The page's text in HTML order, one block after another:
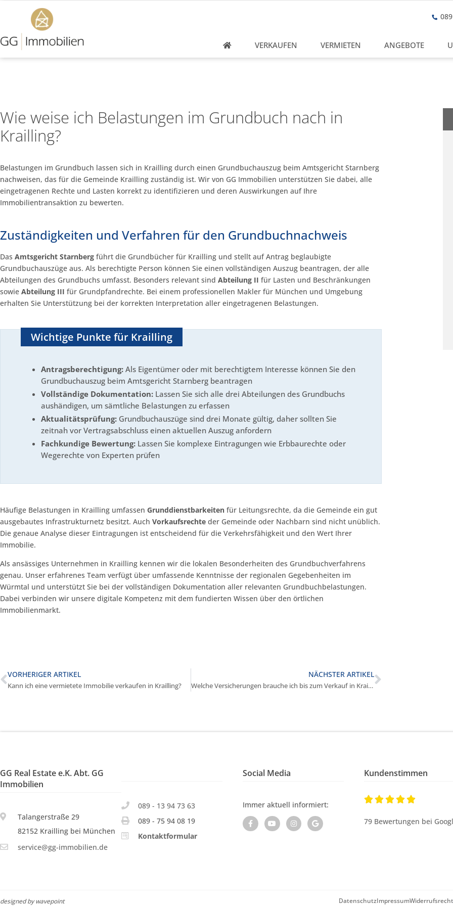
GG Real Estate e.K. Abt. GG
Immobilien
Talangerstraße 29
82152 Krailling bei München
service@gg-immobilien.de
089 - 13 94 73 63
089 - 75 94 08 19
Kontaktformular
Social Media
Immer aktuell informiert:
Kundenstimmen

79 Bewertungen bei
designed by wavepoint DatenschutzImpressumWiderrufsrecht
VERKAUFEN VERMIETEN ANGEBOTE
Wie weise ich Belastungen im Grundbuch nach in
Krailling?
Belastungen im Grundbuch lassen sich in Krailling durch einen Grundbuchauszug beim Amtsgericht Starnberg
nachweisen, das für die Gemeinde Krailling zuständig ist. Wir von GG Immobilien unterstützen Sie dabei, alle
eingetragenen Rechte und Lasten korrekt zu identifizieren und deren Auswirkungen auf Ihre
Immobilientransaktion zu bewerten.
Zuständigkeiten und Verfahren für den Grundbuchnachweis
Das Amtsgericht Starnberg führt die Grundbücher für Krailling und stellt auf Antrag beglaubigte
Grundbuchauszüge aus. Als berechtigte Person können Sie einen vollständigen Auszug beantragen, der alle
Abteilungen des Grundbuchs umfasst. Besonders relevant sind Abteilung II für Lasten und Beschränkungen
sowie Abteilung III für Grundpfandrechte. Bei einem professionellen Makler für München und Umgebung
erhalten Sie Unterstützung bei der korrekten Interpretation aller eingetragenen Belastungen.
Wichtige Punkte für Krailling
Antragsberechtigung:Als Eigentümer oder mit berechtigtem Interesse können Sie den
Grundbuchauszug beim Amtsgericht Starnberg beantragen
Vollständige Dokumentation: Lassen Sie sich alle drei Abteilungen des Grundbuchs
aushändigen, um sämtliche Belastungen zu erfassen
Aktualitätsprüfung: Grundbuchauszüge sind drei Monate gültig, daher sollten Sie
zeitnah vor Vertragsabschluss einen aktuellen Auszug anfordern
Fachkundige Bewertung: Lassen Sie komplexe Eintragungen wie Erbbaurechte oder
Wegerechte von Experten prüfen
Häufige Belastungen in Krailling umfassen Grunddienstbarkeiten für Leitungsrechte, da die Gemeinde ein gut
ausgebautes Infrastrukturnetz besitzt. Auch Vorkaufsrechte der Gemeinde oder Nachbarn sind nicht unüblich.
Die genaue Analyse dieser Eintragungen ist entscheidend für die Verkehrsfähigkeit und den Wert Ihrer
Immobilie.
Als ansässiges Unternehmen in Krailling kennen wir die lokalen Besonderheiten des Grundbuchverfahrens
genau. Unser erfahrenes Team verfügt über umfassende Kenntnisse der regionalen Gegebenheiten im
Würmtal und unterstützt Sie bei der vollständigen Dokumentation aller relevanten Grundbuchbelastungen.
Dabei verbinden wir unsere digitale Kompetenz mit dem fundierten Wissen über den örtlichen
Immobilienmarkt.
VORHERIGER ARTIKEL
Kann ich eine vermietete Immobilie verkaufen in Krailling?
NÄCHSTER ARTIKEL
Welche Versicherungen brauche ich bis zum Verkauf in Krailling?